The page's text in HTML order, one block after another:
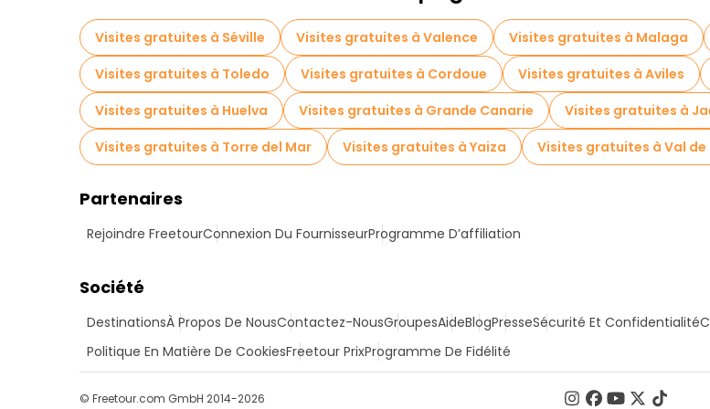
Visites gratuites à Séville Visites gratuites à Valence Visites gratuites à Malaga
Visites gratuites à Toledo
Visites gratuites à Cordoue Visites gratuites à Aviles
Visites gratuites à Huelva
Visites gratuites à Grande Canarie Visites gratuites à
Visites gratuites à Torre del Mar
Visites gratuites à Yaiza Visites gratuites à Val
Partenaires
Rejoindre FreetourConnexion Du FournisseurProgramme D’affiliation
Société
DestinationsÀ Propos De NousContactez-NousGroupesAideBlogPresseSécurité Et Confidentialité
Politique En Matière De CookiesFreetour PrixProgramme De Fidélité
© Freetour.com GmbH 2014-2026